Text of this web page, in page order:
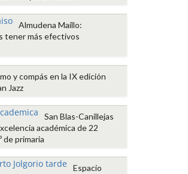
Almudena Maíllo:
tener más efectivos
y compás en la IX edición
Jazz
San Blas-Canillejas
académica de 22
de primaria
Espacio